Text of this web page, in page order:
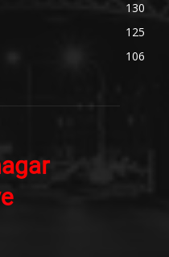
130
125
106